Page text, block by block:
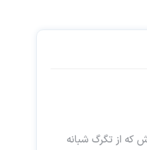
که از تگرگ شبانه